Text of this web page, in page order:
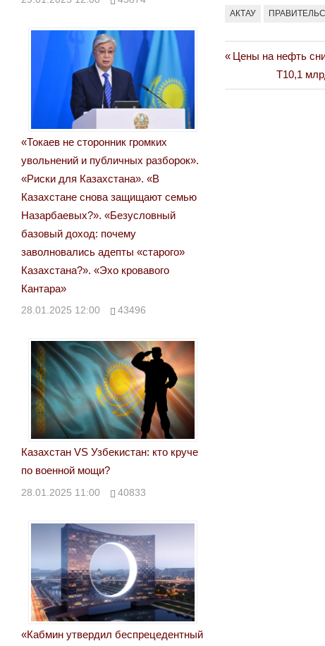
АКТАУ
Навигация
по
Previous
Цены на нефть
Next
Post:
Т10,1
«Токаев не сторонник громких
увольнений и публичных разборок».
«Риски для Казахстана». «В
Казахстане снова защищают семью
Назарбаевых?». «Безусловный
базовый доход: почему
заволновались адепты «старого»
Казахстана?». «Эхо кровавого
Кантара»
28.01.2025 12:00 43496
Казахстан VS Узбекистан: кто круче
по военной мощи?
28.01.2025 11:00 40833
«Кабмин утвердил беспрецедентный